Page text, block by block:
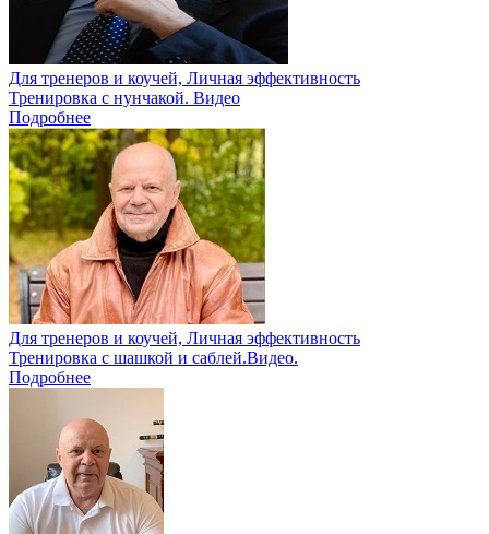
Для тренеров и коучей, Личная эффективность
Тренировка с нунчакой. Видео
Подробнее
Для тренеров и коучей, Личная эффективность
Тренировка с шашкой и саблей.Видео.
Подробнее